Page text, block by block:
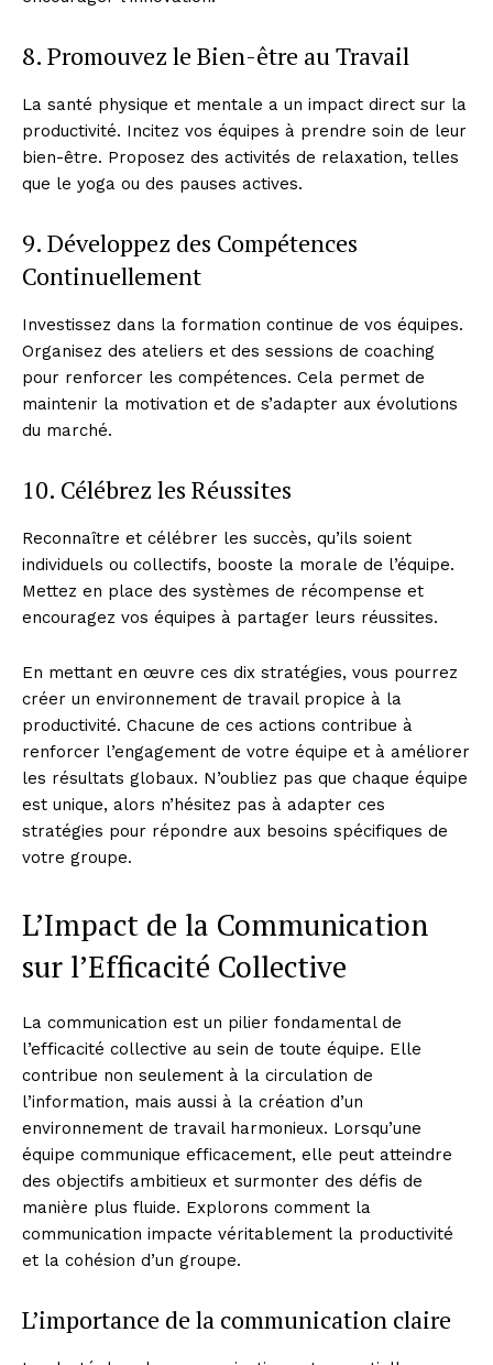
8. Promouvez le Bien-être au Travail
La santé physique et mentale a un impact direct sur la
productivité. Incitez vos équipes à prendre soin de leur
bien-être. Proposez des activités de relaxation, telles
que le yoga ou des pauses actives.
9. Développez des Compétences
Continuellement
Investissez dans la formation continue de vos équipes.
Organisez des ateliers et des sessions de coaching
pour renforcer les compétences. Cela permet de
maintenir la motivation et de s’adapter aux évolutions
du marché.
10. Célébrez les Réussites
Reconnaître et célébrer les succès, qu’ils soient
individuels ou collectifs, booste la morale de l’équipe.
Mettez en place des systèmes de récompense et
encouragez vos équipes à partager leurs réussites.
En mettant en œuvre ces dix stratégies, vous pourrez
créer un environnement de travail propice à la
productivité. Chacune de ces actions contribue à
renforcer l’engagement de votre équipe et à améliorer
les résultats globaux. N’oubliez pas que chaque équipe
est unique, alors n’hésitez pas à adapter ces
stratégies pour répondre aux besoins spécifiques de
votre groupe.
L’Impact de la Communication
sur l’Efficacité Collective
La communication est un pilier fondamental de
l’efficacité collective au sein de toute équipe. Elle
contribue non seulement à la circulation de
l’information, mais aussi à la création d’un
environnement de travail harmonieux. Lorsqu’une
équipe communique efficacement, elle peut atteindre
des objectifs ambitieux et surmonter des défis de
manière plus fluide. Explorons comment la
communication impacte véritablement la productivité
et la cohésion d’un groupe.
L’importance de la communication claire